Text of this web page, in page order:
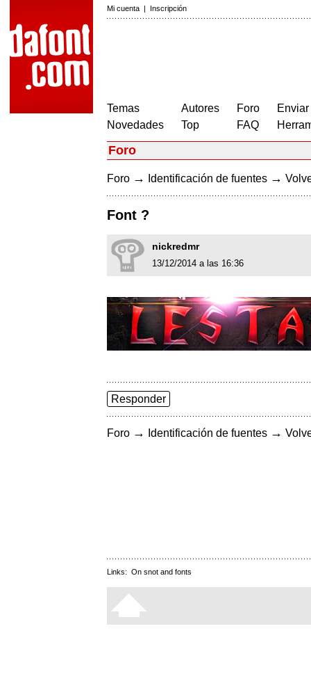
Mi cuenta | Inscripción
Temas
Novedades
Autores
Top
Foro
FAQ
Foro
Foro → Identificación de fuentes →
Font ?
nickredmr
13/12/2014 a las 16:36
Responder
Foro → Identificación de fuentes →
Links: On snot and fonts